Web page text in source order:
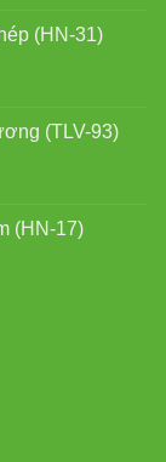
(HN-31)
(TLV-93)
(HN-17)